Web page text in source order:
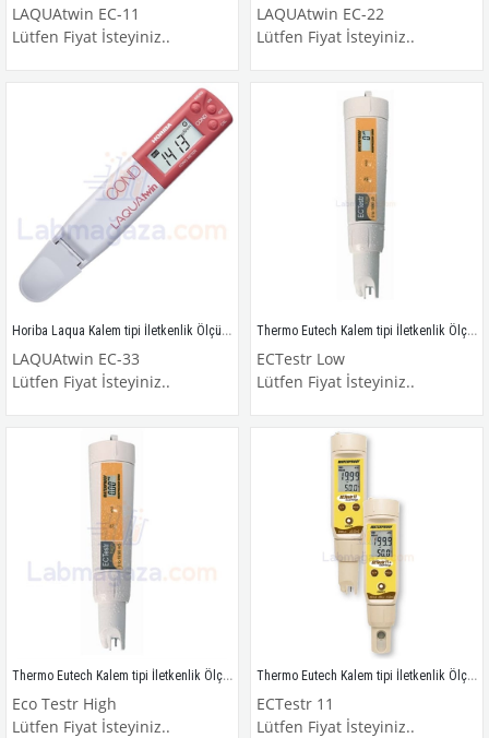
LAQUAtwin EC-11
Lütfen Fiyat İsteyiniz..
LAQUAtwin EC-22
Lütfen Fiyat İsteyiniz..
Horiba Laqua Kalem tipi İletkenlik Ölçüm Cihazı (Cep Tipi) / LAQUAtwin EC-33
LAQUAtwin EC-33
Lütfen Fiyat İsteyiniz..
Thermo Eutech Kalem tipi İletkenlik Ölçüm Cihazı (Cep Tipi) / ECTestr Low
ECTestr Low
Lütfen Fiyat İsteyiniz..
Thermo Eutech Kalem tipi İletkenlik Ölçüm Cihazı (Cep Tipi) / Eco Testr High
Eco Testr High
Lütfen Fiyat İsteyiniz..
Thermo Eutech Kalem tipi İletkenlik Ölçüm Cihazı (Cep Tipi) / ECTestr 11
ECTestr 11
Lütfen Fiyat İsteyiniz..